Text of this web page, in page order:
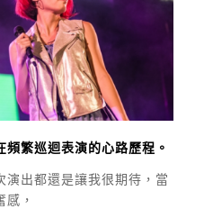
繁巡迴表演的心路歷程。
出都還是讓我很期待，當
，